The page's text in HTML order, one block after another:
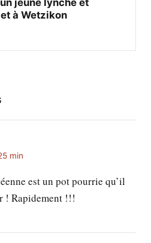
à Wetzikon
min
est un pot pourrie qu’il
! Rapidement !!!